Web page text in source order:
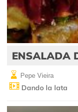
ENSALADA
Pepe Vieira
Dando la lata